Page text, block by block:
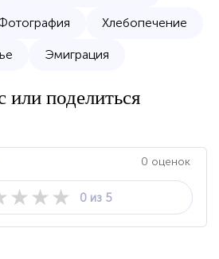
Хлебопечение
Эмиграция
или поделиться
★ ★ ★ 0 из 5
0 оценок